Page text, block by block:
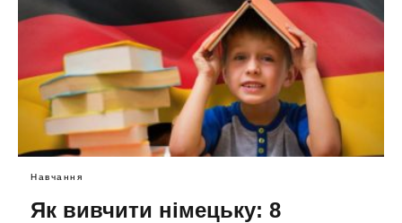
Навчання
Як вивчити німецьку: 8